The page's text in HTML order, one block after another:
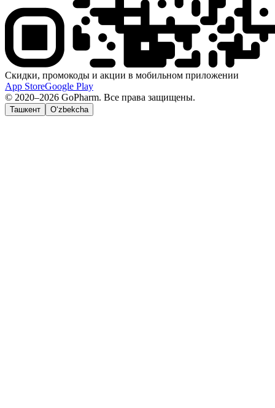
Скидки, промокоды и акции в мобильном приложении
App StoreGoogle Play
© 2020–2026 GoPharm. Все права защищены.
Ташкент O‘zbekcha